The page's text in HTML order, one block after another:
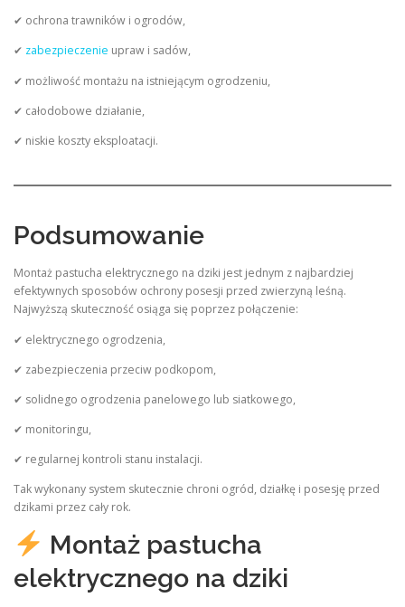
✔ ochrona trawników i ogrodów,
✔ zabezpieczenie upraw i sadów,
✔ możliwość montażu na istniejącym ogrodzeniu,
✔ całodobowe działanie,
✔ niskie koszty eksploatacji.
Podsumowanie
Montaż pastucha elektrycznego na dziki jest jednym z najbardziej
efektywnych sposobów ochrony posesji przed zwierzyną leśną.
Najwyższą skuteczność osiąga się poprzez połączenie:
✔ elektrycznego ogrodzenia,
✔ zabezpieczenia przeciw podkopom,
✔ solidnego ogrodzenia panelowego lub siatkowego,
✔ monitoringu,
✔ regularnej kontroli stanu instalacji.
Tak wykonany system skutecznie chroni ogród, działkę i posesję przed
dzikami przez cały rok.
Montaż pastucha
elektrycznego na dziki